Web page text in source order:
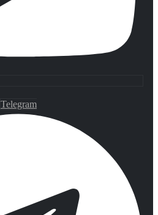
Telegram